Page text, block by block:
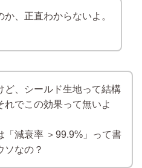
か、正直わからないよ。
ど、シールド生地って結構
れでこの効果って無いよ
「減衰率 ＞99.9%」って書
ソなの？